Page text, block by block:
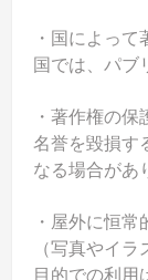
・国によっ
国では、パブ
・著作権の
名誉を毀損す
なる場合があ
・屋外に恒
（写真やイ
目的での利用